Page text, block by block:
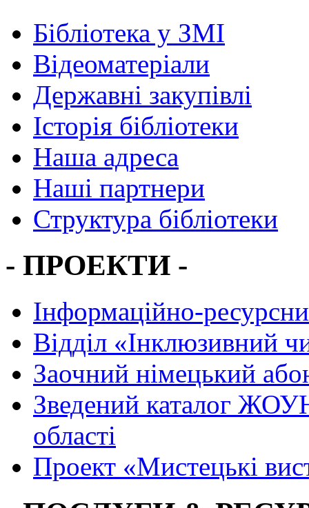
Бібліотека у ЗМІ
Відеоматеріали
Державні закупівлі
Історія бібліотеки
Наша адреса
Наші партнери
Структура бібліотеки
- ПРОЕКТИ -
Інформаційно-
Вiддiл «Інклюзивний
Заочний німецький
Зведений каталог
області
Проект «Мистецькі